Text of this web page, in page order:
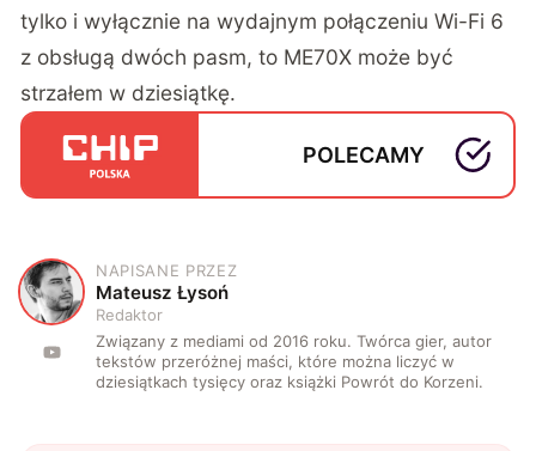
tylko i wyłącznie na wydajnym połączeniu Wi-Fi 6
z obsługą dwóch pasm, to ME70X może być
strzałem w dziesiątkę.
POLECAMY
M
NAPISANE PRZEZ
Mateusz Łysoń
Redaktor
Związany z mediami od 2016 roku. Twórca gier, autor
tekstów przeróżnej maści, które można liczyć w
dziesiątkach tysięcy oraz książki Powrót do Korzeni.